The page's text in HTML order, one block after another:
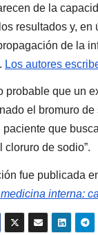
de la
resultados y, en
de la
Los autores
probable que un
el bromuro
paciente que
cloruro de sodio”.
fue publicada
interna: